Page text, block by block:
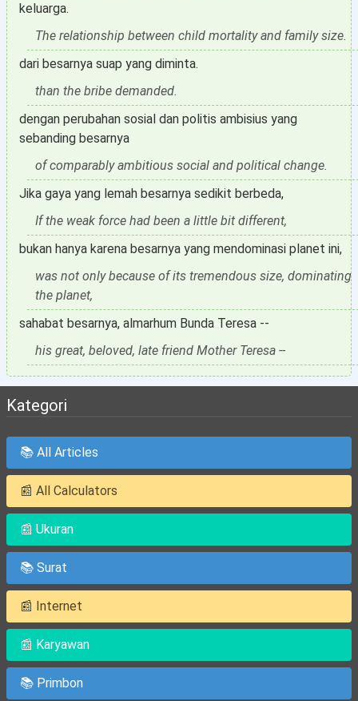
keluarga.
The relationship between child mortality and family size.
dari besarnya suap yang diminta.
than the bribe demanded.
dengan perubahan sosial dan politis ambisius yang
sebanding besarnya
of comparably ambitious social and political change.
Jika gaya yang lemah besarnya sedikit berbeda,
If the weak force had been a little bit different,
bukan hanya karena besarnya yang mendominasi planet ini,
was not only because of its tremendous size, dominating
the planet,
sahabat besarnya, almarhum Bunda Teresa --
his great, beloved, late friend Mother Teresa --
Kategori
📚 All Articles
📰 All Calculators
📰 Ukuran
📚 Surat
📰 Internet
📰 Karyawan
📚 Primbon